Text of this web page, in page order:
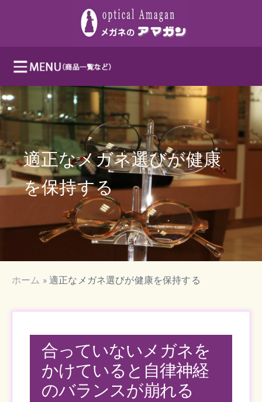
適正なメガネ選びが健康
を保持する
ホーム »適正なメガネ選びが健康を保持する
合っていないメガネを
かけていると自律神経
のバランスが崩れる